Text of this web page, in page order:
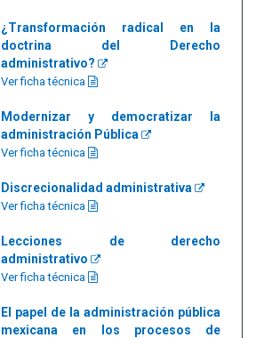
¿Transformación radical en la
doctrina del Derecho
administrativo?
Ver ficha técnica
Modernizar y democratizar la
administración Pública
Ver ficha técnica
Discrecionalidad administrativa
Ver ficha técnica
Lecciones de derecho
administrativo
Ver ficha técnica
El papel de la administración pública
mexicana en los procesos de